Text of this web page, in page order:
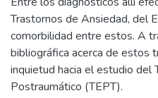
Trastornos de Ansiedad, del
comorbilidad entre estos. A
bibliográfica acerca de estos
inquietud hacia el estudio del
Postraumático (TEPT).